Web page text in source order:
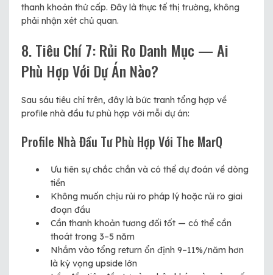
thanh khoản thứ cấp. Đây là thực tế thị trường, không
phải nhận xét chủ quan.
8. Tiêu Chí 7: Rủi Ro Danh Mục — Ai
Phù Hợp Với Dự Án Nào?
Sau sáu tiêu chí trên, đây là bức tranh tổng hợp về
profile nhà đầu tư phù hợp với mỗi dự án:
Profile Nhà Đầu Tư Phù Hợp Với The MarQ
Ưu tiên sự chắc chắn và có thể dự đoán về dòng
tiền
Không muốn chịu rủi ro pháp lý hoặc rủi ro giai
đoạn đầu
Cần thanh khoản tương đối tốt — có thể cần
thoát trong 3–5 năm
Nhắm vào tổng return ổn định 9–11%/năm hơn
là kỳ vọng upside lớn